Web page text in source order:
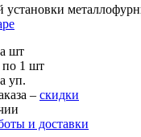
установки
шт
по 1 шт
уп.
– скидки
и доставки